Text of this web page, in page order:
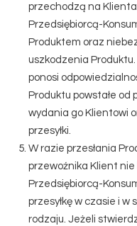
przechodzą na
Przedsiębiorcą-
Produktem oraz
uszkodzenia
ponosi
Produktu powstałe od
wydania go Klientowi
przesyłki.
W razie przesłania
przewoźnika Klient
Przedsiębiorcą-
przesyłkę w czasie i w
rodzaju. Jeżeli